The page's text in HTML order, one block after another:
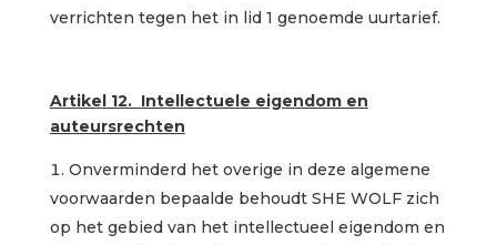
verrichten tegen het in lid 1 genoemde uurtarief.
Artikel 12. Intellectuele eigendom en
auteursrechten
Onverminderd het overige in deze algemene
voorwaarden bepaalde behoudt SHE WOLF zich
op het gebied van het intellectueel eigendom en